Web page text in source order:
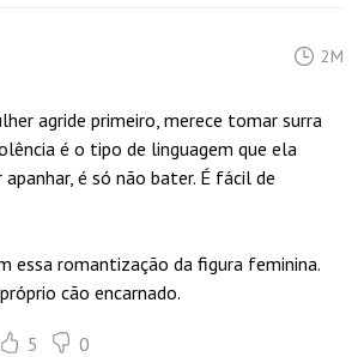
2M
agride primeiro, merece tomar surra
é o tipo de linguagem que ela
apanhar, é só não bater. É fácil de
essa romantização da figura feminina.
cão encarnado.
5 0